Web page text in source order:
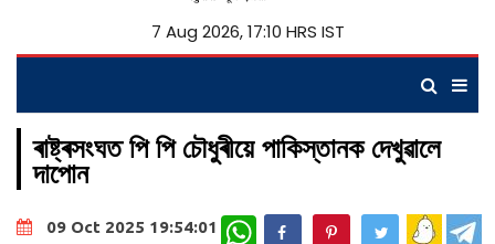
7 Aug 2026, 17:10 HRS IST
ৰাষ্ট্ৰসংঘত পি পি চৌধুৰীয়ে পাকিস্তানক দেখুৱালে
দাপোন
09 Oct 2025 19:54:01 WhatsApp